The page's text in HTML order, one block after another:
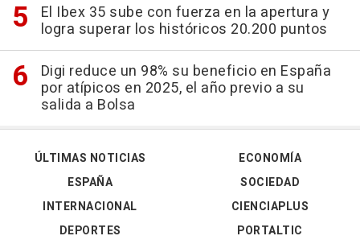
El Ibex 35 sube con fuerza en la apertura y
logra superar los históricos 20.200 puntos
Digi reduce un 98% su beneficio en España
por atípicos en 2025, el año previo a su
salida a Bolsa
ÚLTIMAS NOTICIAS
ESPAÑA
INTERNACIONAL
DEPORTES
ECONOMÍA
SOCIEDAD
CIENCIAPLUS
PORTALTIC